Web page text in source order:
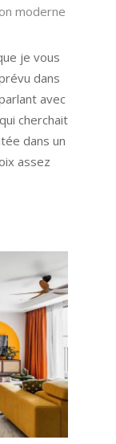
moderne
je vous
dans
avec
cherchait
dans un
assez